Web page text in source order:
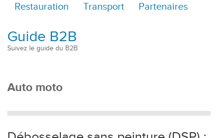
Restauration
Transport Partenaires
Guide B2B
Suivez le guide du B2B
Auto moto